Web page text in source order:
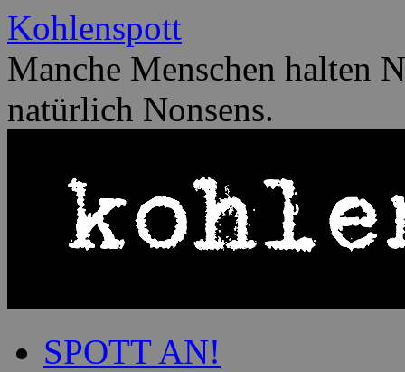
Zum
Inhalt
springen
Kohlenspott
Manche Menschen halten
natürlich Nonsens.
SPOTT AN!